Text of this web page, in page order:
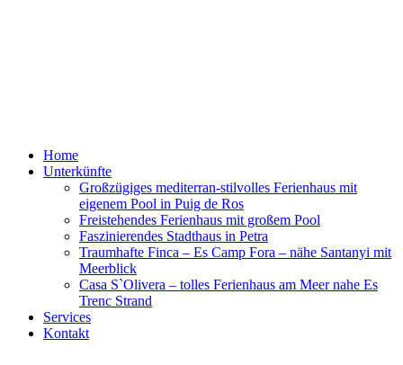
Mallorcalife
Villa, Finca und Meer
Home
Unterkünfte
Großzügiges mediterran-stilvolles Ferienhaus mit
eigenem Pool in Puig de Ros
Freistehendes Ferienhaus mit großem Pool
Faszinierendes Stadthaus in Petra
Traumhafte Finca – Es Camp Fora – nähe Santanyi mit
Meerblick
Casa S`Olivera – tolles Ferienhaus am Meer nahe Es
Trenc Strand
Services
Kontakt